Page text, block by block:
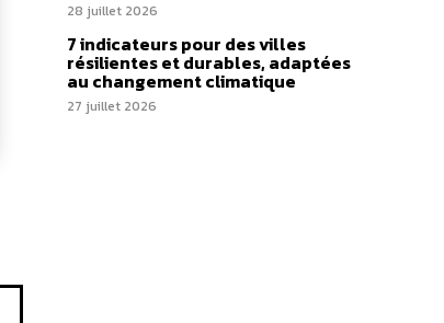
28 juillet 2026
7 indicateurs pour des villes
résilientes et durables, adaptées
au changement climatique
27 juillet 2026